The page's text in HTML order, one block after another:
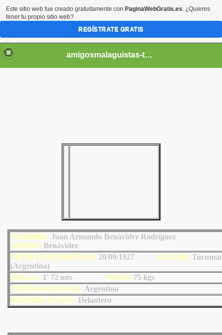
amigosmalaguistas-temporadas
NOMBRE: Juan Armando Benávidez Rodríguez
APODO: Benávidez
FECHA NACIMIENTO: 20/09/1927 LUGAR:
(Argentina)
TALLA: 1' 72 mts PESO: 75 kgs
INTERNACIONAL: Argentina
DEMARCACIÓN: Delantero
Este sitio web fue creado gratuitamente con PaginaWebGratis.es. ¿Quieres
tener tu propio sitio web?
REGÍSTRATE GRATIS